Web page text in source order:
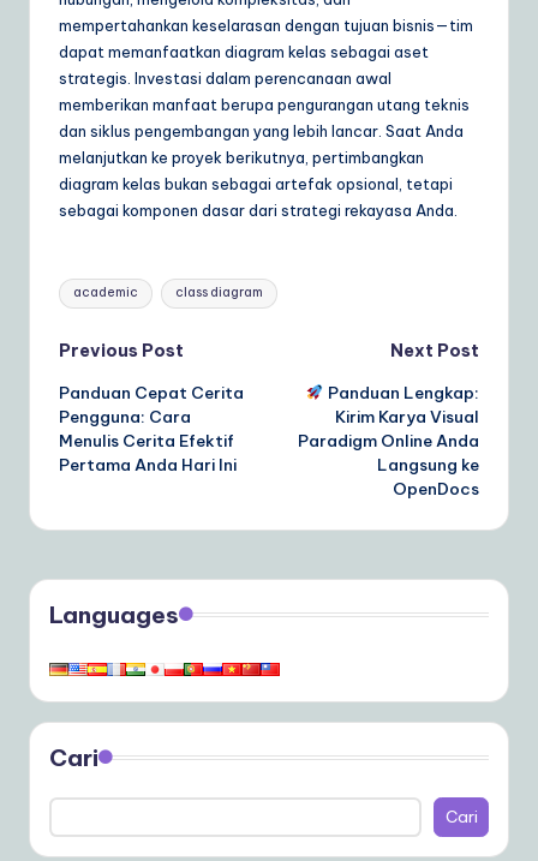
mempertahankan keselarasan dengan tujuan bisnis—tim
dapat memanfaatkan diagram kelas sebagai aset
strategis. Investasi dalam perencanaan awal
memberikan manfaat berupa pengurangan utang teknis
dan siklus pengembangan yang lebih lancar. Saat Anda
melanjutkan ke proyek berikutnya, pertimbangkan
diagram kelas bukan sebagai artefak opsional, tetapi
sebagai komponen dasar dari strategi rekayasa Anda.
Tags:
academic class diagram
Post
navigation
Previous Post
Panduan Cepat Cerita
Pengguna: Cara
Menulis Cerita Efektif
Pertama Anda Hari Ini
Next Post
Panduan Lengkap:
Kirim Karya Visual
Paradigm Online Anda
Langsung ke
OpenDocs
Languages
Cari
Cari